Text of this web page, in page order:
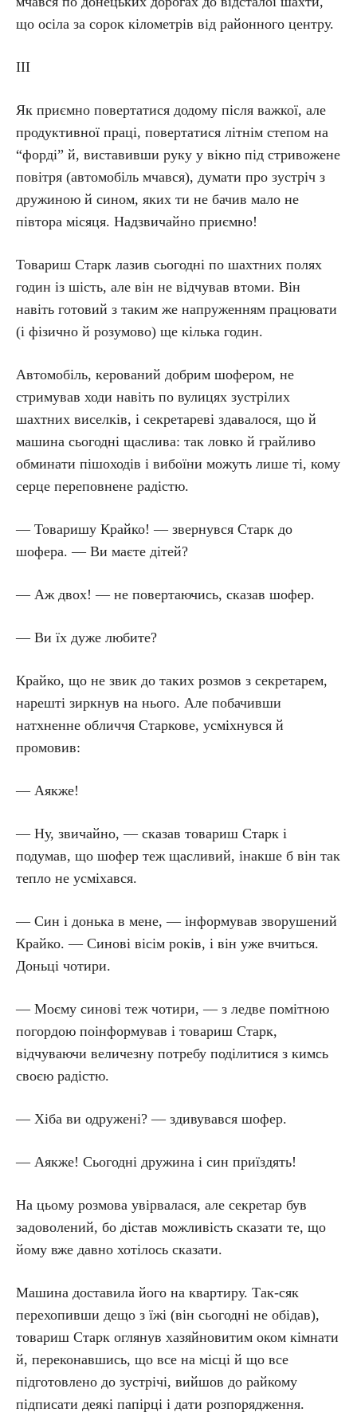
що осіла за сорок кілометрів від районного центру.
ІII
Як приємно повертатися додому після важкої, але
продуктивної праці, повертатися літнім степом на
“форді” й, виставивши руку у вікно під стривожене
повітря (автомобіль мчався), думати про зустріч з
дружиною й сином, яких ти не бачив мало не
півтора місяця. Надзвичайно приємно!
Товариш Старк лазив сьогодні по шахтних полях
годин із шість, але він не відчував втоми. Він
навіть готовий з таким же напруженням працювати
(і фізично й розумово) ще кілька годин.
Автомобіль, керований добрим шофером, не
стримував ходи навіть по вулицях зустрілих
шахтних виселків, і секретареві здавалося, що й
машина сьогодні щаслива: так ловко й грайливо
обминати пішоходів і вибоїни можуть лише ті, кому
серце переповнене радістю.
— Товаришу Крайко! — звернувся Старк до
шофера. — Ви маєте дітей?
— Аж двох! — не повертаючись, сказав шофер.
— Ви їх дуже любите?
Крайко, що не звик до таких розмов з секретарем,
нарешті зиркнув на нього. Але побачивши
натхненне обличчя Старкове, усміхнувся й
промовив:
— Аякже!
— Ну, звичайно, — сказав товариш Старк і
подумав, що шофер теж щасливий, інакше б він так
тепло не усміхався.
— Син і донька в мене, — інформував зворушений
Крайко. — Синові вісім років, і він уже вчиться.
Доньці чотири.
— Моєму синові теж чотири, — з ледве помітною
погордою поінформував і товариш Старк,
відчуваючи величезну потребу поділитися з кимсь
своєю радістю.
— Хіба ви одружені? — здивувався шофер.
— Аякже! Сьогодні дружина і син приїздять!
На цьому розмова увірвалася, але секретар був
задоволений, бо дістав можливість сказати те, що
йому вже давно хотілось сказати.
Машина доставила його на квартиру. Так-сяк
перехопивши дещо з їжі (він сьогодні не обідав),
товариш Старк оглянув хазяйновитим оком кімнати
й, переконавшись, що все на місці й що все
підготовлено до зустрічі, вийшов до райкому
підписати деякі папірці і дати розпорядження.